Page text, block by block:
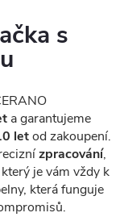
s
a garantujeme
letod zakoupení.
zpracování,
který je vám vždy k
která funguje